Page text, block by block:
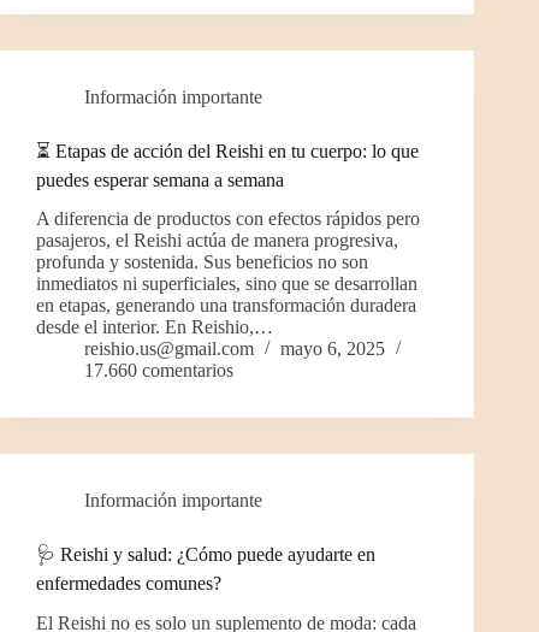
Información importante
⏳ Etapas de acción del Reishi en tu cuerpo: lo que
puedes esperar semana a semana
A diferencia de productos con efectos rápidos pero
pasajeros, el Reishi actúa de manera progresiva,
profunda y sostenida. Sus beneficios no son
inmediatos ni superficiales, sino que se desarrollan
en etapas, generando una transformación duradera
desde el interior. En Reishio,…
reishio.us@gmail.com
mayo 6, 2025
17.660 comentarios
Información importante
🩺 Reishi y salud: ¿Cómo puede ayudarte en
enfermedades comunes?
El Reishi no es solo un suplemento de moda: cada